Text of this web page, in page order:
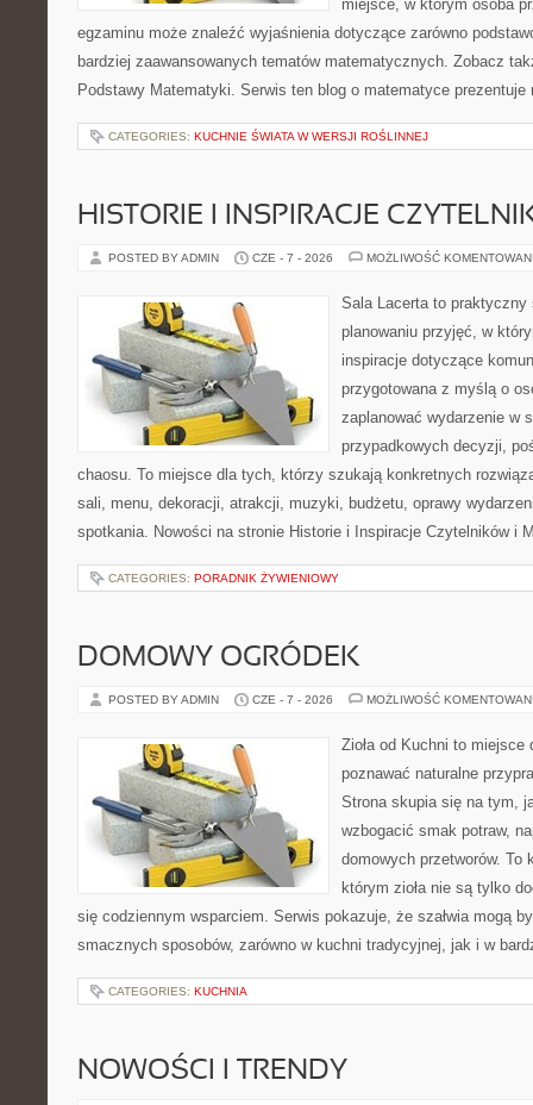
miejsce, w którym osoba
egzaminu może znaleźć wyjaśnienia dotyczące zarówno
bardziej zaawansowanych tematów matematycznych. Zobacz
Podstawy Matematyki. Serwis ten blog o matematyce
CATEGORIES: KUCHNIE ŚWIATA W WERSJI ROŚLINNEJ
HISTORIE I INSPIRACJE
POSTED BY ADMIN CZE - 7 - 2026 MOŻLIWOŚĆ
Sala Lacerta to praktyczny
planowaniu przyjęć, w
inspiracje dotyczące
przygotowana z myślą o
zaplanować wydarzenie w
przypadkowych decyzji,
chaosu. To miejsce dla tych, którzy szukają konkretnych
sali, menu, dekoracji, atrakcji, muzyki, budżetu, oprawy
spotkania. Nowości na stronie Historie i Inspiracje Czytelników i
CATEGORIES: PORADNIK ŻYWIENIOWY
DOMOWY OGRÓDEK
POSTED BY ADMIN CZE - 7 - 2026 MOŻLIWOŚĆ
Zioła od Kuchni to
poznawać naturalne
Strona skupia się na tym,
wzbogacić smak potraw,
domowych przetworów. To
którym zioła nie są tylko
się codziennym wsparciem. Serwis pokazuje, że szałwia mogą
smacznych sposobów, zarówno w kuchni tradycyjnej, jak i w
CATEGORIES: KUCHNIA
NOWOŚCI I TRENDY